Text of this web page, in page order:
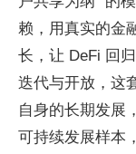
赖，用真实的金
长，让 DeFi 回
迭代与开放，这
自身的长期发展
可持续发展样本